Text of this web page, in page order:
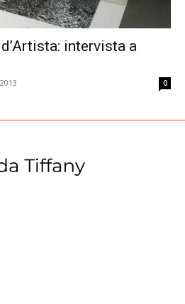
intervista a
0